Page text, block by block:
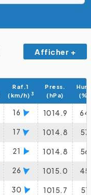
Afficher +
Raf.1
(km/h) 3
Press.
(hPa)
(%)
16 1014.9 64
17 1014.8 57
21 1014.8 56
26 1015.0 45
30 1015.7 51